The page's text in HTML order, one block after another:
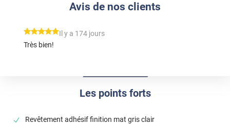
Les points forts
Revêtement adhésif finition mat gris clair
Avis de nos clients
*****
Il y a 174 jours
Très bien!